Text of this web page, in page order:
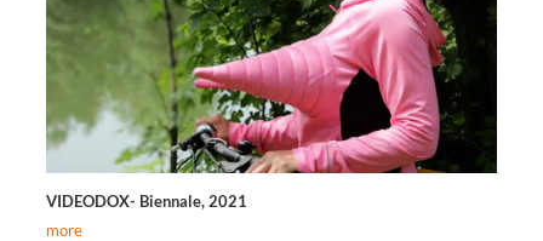
VIDEODOX- Biennale, 2021
more